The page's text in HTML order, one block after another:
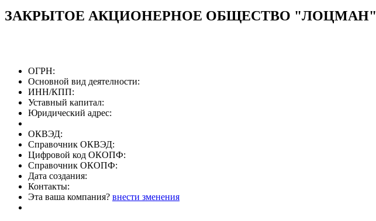
ЗАКРЫТОЕ АКЦИОНЕРНОЕ ОБЩЕСТВО "ЛОЦМАН"
ОГРН:
Основной вид деятелности:
ИНН/КПП:
Уставный капитал:
Юридический адрес:
ОКВЭД:
Справочник ОКВЭД:
Цифровой код ОКОПФ:
Справочник ОКОПФ:
Дата создания:
Контакты:
Эта ваша компания? внести зменения